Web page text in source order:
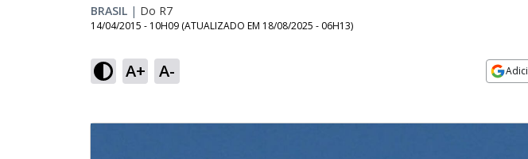
BRASIL | Do R7
14/04/2015 - 10H09 (ATUALIZADO EM 18/08/2025 - 06H13)
A+ A-